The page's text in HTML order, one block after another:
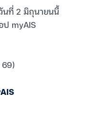
นที่ 2 มิถุนายนนี้
myAIS